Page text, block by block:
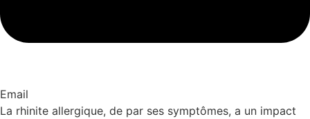
Email
La rhinite allergique, de par ses symptômes, a un impact